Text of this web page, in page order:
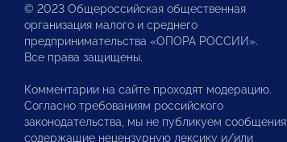
© 2023 Общероссийская общественная
организация малого и среднего
предпринимательства «ОПОРА РОССИИ».
Все права защищены.
Комментарии на сайте проходят модерацию.
Согласно требованиям российского
законодательства, мы не публикуем сообщения,
содержащие нецензурную лексику и/или